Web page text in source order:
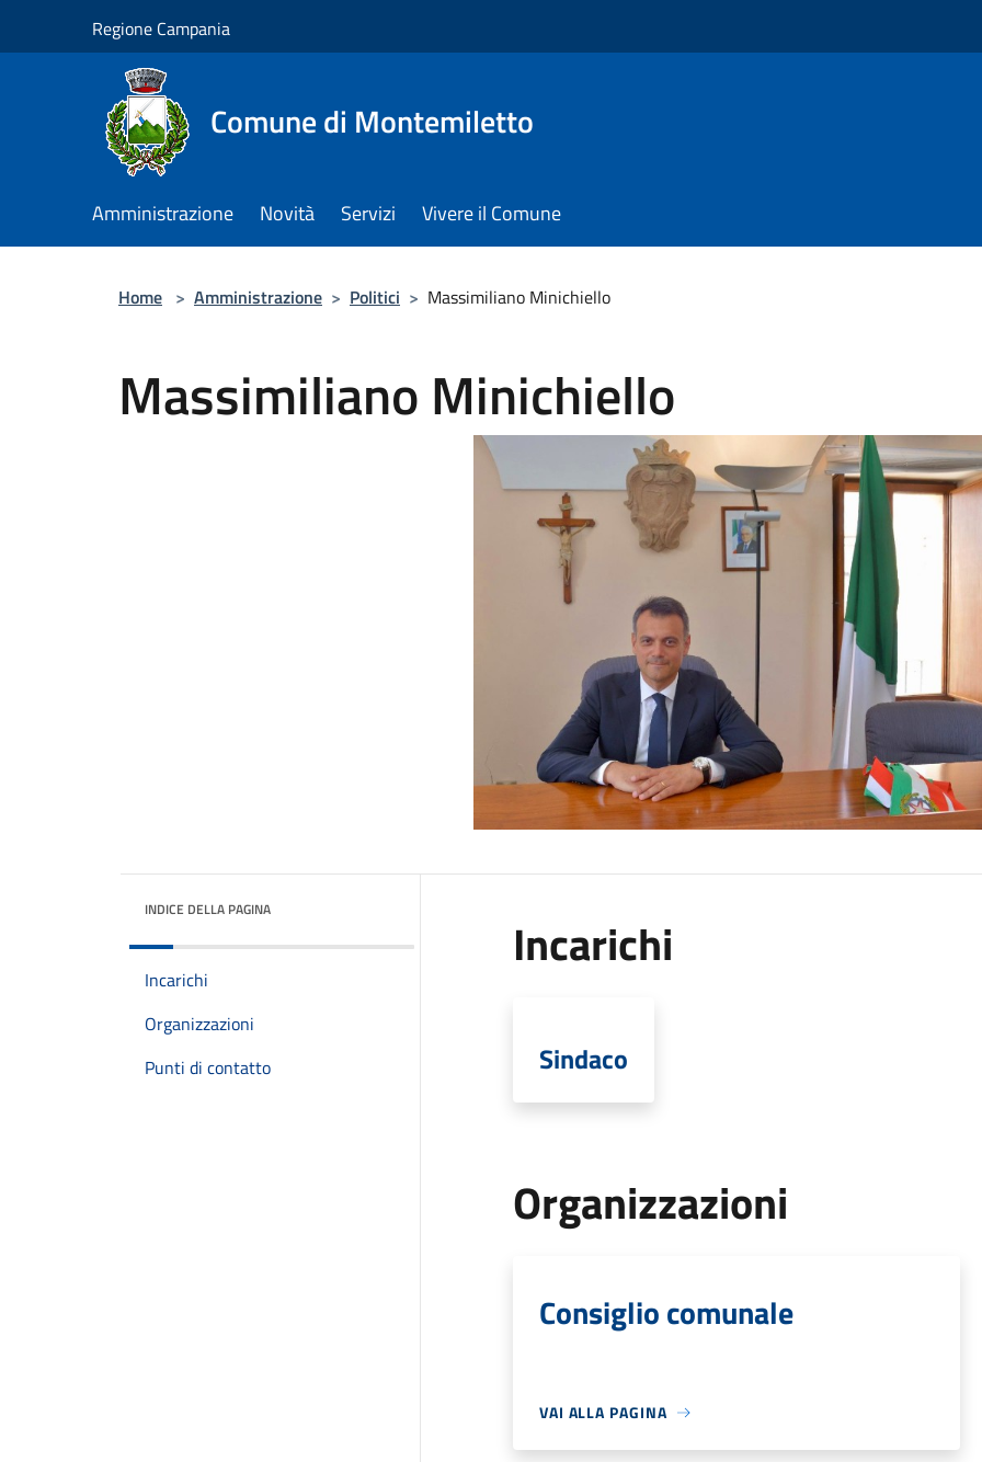
Regione Campania
Comune di Montemiletto
Amministrazione Novità Servizi Vivere il Comune
Home > Amministrazione > Politici > Massimiliano Minichiello
Massimiliano Minichiello
INDICE DELLA PAGINA
Incarichi
Organizzazioni
Punti di contatto
Incarichi
Sindaco
Organizzazioni
Consiglio comunale
VAI ALLA PAGINA